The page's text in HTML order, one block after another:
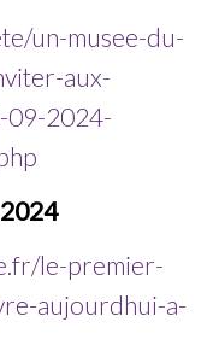
un-musee-du-
aux-
09-2024-
le-premier-
aujourdhui-a-